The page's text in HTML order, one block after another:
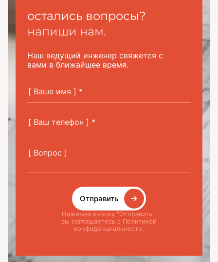
остались вопросы?
напиши нам.
Наш ведущий инженер свяжется с
вами в ближайшее время.
Отправить
Нажимая кнопку "Отправить",
вы соглашаетесь с Политикой
конфиденциальности.